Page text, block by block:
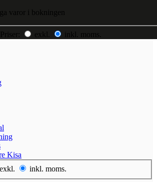
Kisa
exkl. inkl. moms.
varor i bokningen
Priser: exkl. inkl. moms.